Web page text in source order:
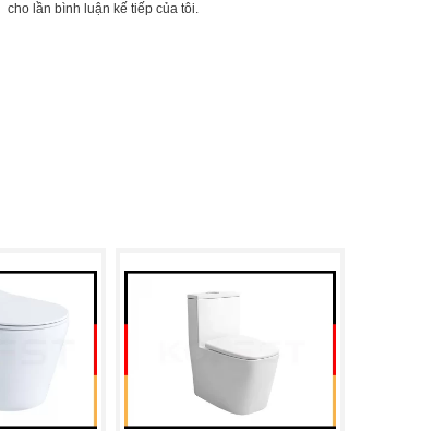
bao gồm các sản phẩm:
cho lần bình luận kế tiếp của tôi.